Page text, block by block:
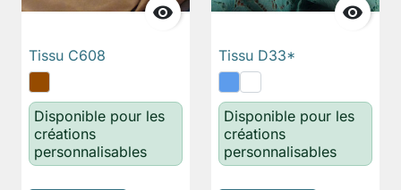

Tissu C608
Disponible pour les
créations
personnalisables

Tissu D33*
Disponible pour les
créations
personnalisables